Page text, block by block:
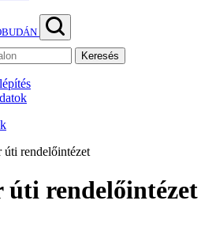
Keresés
úti rendelőintézet
úti rendelőintézet